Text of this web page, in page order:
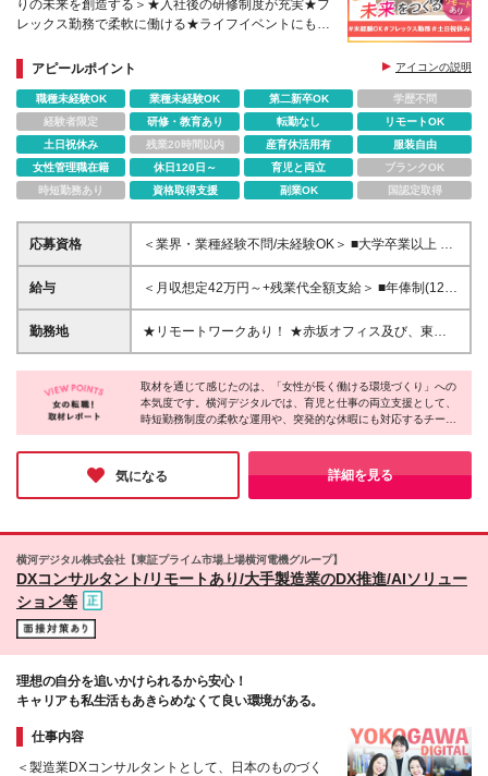
りの未来を創造する＞★入社後の研修制度が充実★フ
レックス勤務で柔軟に働ける★ライフイベントにも対
アピールポイント
アイコンの説明
職種未経験OK 業種未経験OK 第二新卒OK
学歴不問
経験者限定
研修・教育あり 転勤なし
リモートOK
土日祝休み
残業20時間以内 産育休活用有
服装自由
女性管理職在籍
休日120日～ 育児と両立
ブランクOK
時短勤務あり
資格取得支援 副業OK 国認定取得
応募資格
＜業界・業種経験不問/未経験OK＞ ■大学卒業以上 ＜
求める人物像＞ □主体的に行動できる方 □新しいこと
にチャレンジする意欲がある方 □製造業の発展に貢献
質的な課題解決に取り組める方
給与
＜月収想定42万円～+残業代全額支給＞ ■年俸制(12分
割)： 504万円～900万円 ※経験・スキルを考慮し決定
します ※残業代は別途支給します ※試用期間6カ月あ
勤務地
★リモートワークあり！ ★赤坂オフィス及び、東京
都内の各プロジェクト先にて勤務していただきます ■
赤坂オフィス 東京都港区元赤坂1丁目3-13 赤坂センタ
ービルディング15階 ※転居を伴う転勤なし ※週4出
社・週1リモートの体制でハイブリッドワークを行っ
ています！ 【出張】 ・国内出張：１～４回／月 ・海
外出張：０～１回／年 (変更の範囲)上記を除く当社関
連勤務地
取材を通じて感じたのは、「女性が長く働ける環境づくり」への
本気度です。横河デジタルでは、育児と仕事の両立支援として、
時短勤務制度の柔軟な運用や、突発的な休暇にも対応するチーム
体制が整備されています。その背景には、女性の活躍を推進する
企業の姿勢があります。実際に女性社員が数多く活躍しており、
取材に応じてくれた社員は生き生きと仕事の魅力を語ってくれま
した。まさしく、「頑張る女性を応援する企業」です！
気になる 詳細を見る
横河デジタル株式会社【東証プライム市場上場横河電機グループ】
DXコンサルタント/リモートあり/大手製造業のDX推進/AIソリュー
ション等
理想の自分を追いかけられるから安心！
キャリアも私生活もあきらめなくて良い環境がある。
仕事内容
＜製造業DXコンサルタントとして、日本のものづく